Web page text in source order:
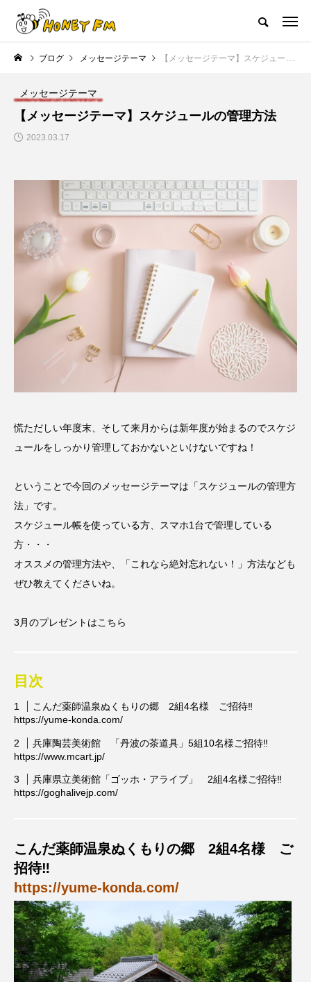
ハニーエフエム｜地域・人にフォーカスし発信するウェブラジオ局
HOME ハニーFMの紹介 後援申請 フリーペーパー プレ
NEW POST
最終回【JAZZ Bar cozy】3月7
日（木）今回はビル・エヴァン
ス リバーサイド4部作を特集し
ました！
2024.03.07
【マイスイートガーデン】7月
日（火）配信 庭づくりは曲線
意識しています 三田グリーン
ットの山本さん
2026.07.14
TAG LIST
2024年度
4年生 6年生 6月号 77
DEPARTURES
HAMNET HERE 時を越えて HONEY
HONEY FM IT’S OKAY！ J-POP
JAZZ KADOKAWA KDDI
lets追求the牛肉
MOCOコレクション オムニバス
Playground/校庭 ROKKO 森の音ミュージアム
ROKKO森の音ミュージアム Rooting Aroma
SAKDAC HARMO
ブログ メッセージテーマ 【メッセージテーマ】スケジュールの管理方法
メッセージテーマ
【メッセージテーマ】スケジュールの管理方法
2023.03.17
慌ただしい年度末、そして来月からは新年度が始まるのでスケジ
ュールをしっかり管理しておかないといけないですね！
ということで今回のメッセージテーマは「スケジュールの管理方
法」です。
スケジュール帳を使っている方、スマホ1台で管理している
方・・・
オススメの管理方法や、「これなら絶対忘れない！」方法なども
ぜひ教えてくださいね。
3月のプレゼントはこちら
目次
こんだ薬師温泉ぬくもりの郷 2組4名様 ご招待‼
https://yume-konda.com/
兵庫陶芸美術館 「丹波の茶道具」5組10名様ご招待‼
https://www.mcart.jp/
兵庫県立美術館「ゴッホ・アライブ」 2組4名様ご招待‼
https://goghalivejp.com/
こんだ薬師温泉ぬくもりの郷 2組4名様 ご
招待‼
https://yume-konda.com/